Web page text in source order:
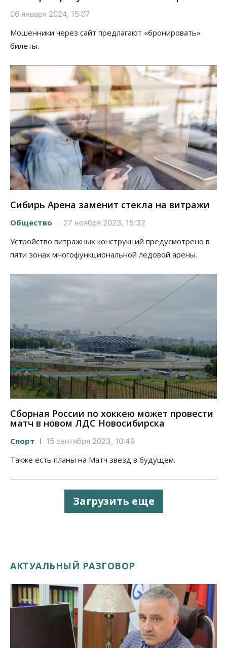
06 января 2024, 15:07
Мошенники через сайт предлагают «бронировать»
билеты.
Сибирь Арена заменит стекла на витражи
Общество 27 ноября 2023, 15:32
Устройство витражных конструкций предусмотрено в
пяти зонах многофункциональной ледовой арены.
Сборная России по хоккею может провести
матч в новом ЛДС Новосибирска
Спорт 15 сентября 2023, 10:49
Также есть планы на Матч звезд в будущем.
Загрузить еще
АКТУАЛЬНЫЙ РАЗГОВОР